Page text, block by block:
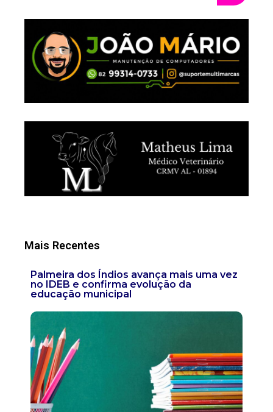
Mais Recentes
Palmeira dos Índios avança mais uma vez
no IDEB e confirma evolução da
educação municipal